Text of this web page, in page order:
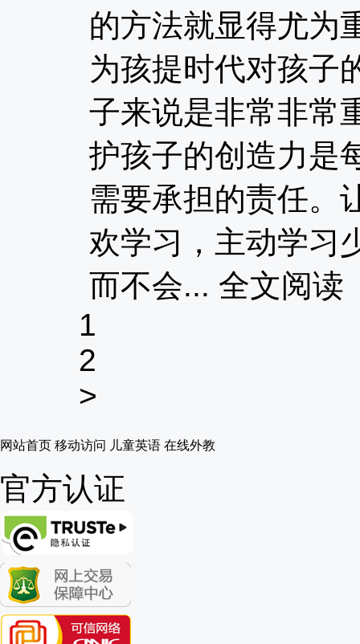
的方法就显得尤为
为孩提时代对孩子
子来说是非常非常
护孩子的创造力是
需要承担的责任。
欢学习，主动学习
而不会... 全文阅读
1
2
>
网站首页 移动访问 儿童英语 在线外教
官方认证